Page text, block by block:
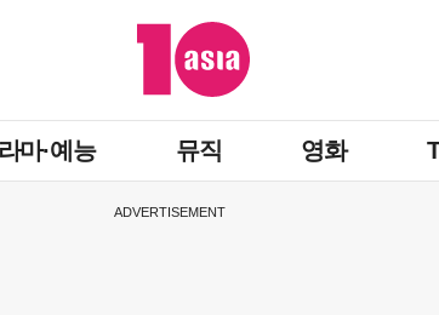
마·예능 뮤직 영화
ADVERTISEMENT